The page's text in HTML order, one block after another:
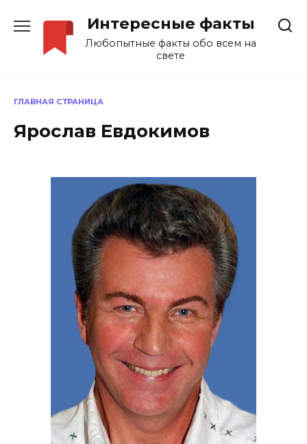
содержанию
Интересные факты
Любопытные факты обо всем на
свете
ГЛАВНАЯ СТРАНИЦА
Ярослав Евдокимов